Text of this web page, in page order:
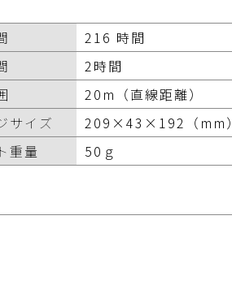
216 時間
2時間
20m（直線距離）
サイズ
209×43×192（mm）
重量
50ｇ